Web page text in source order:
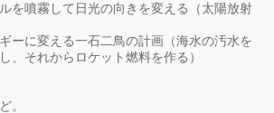
を噴霧して日光の向きを変える（太陽放射
ーに変える一石二鳥の計画（海水の汚水を
、それからロケット燃料を作る）
。